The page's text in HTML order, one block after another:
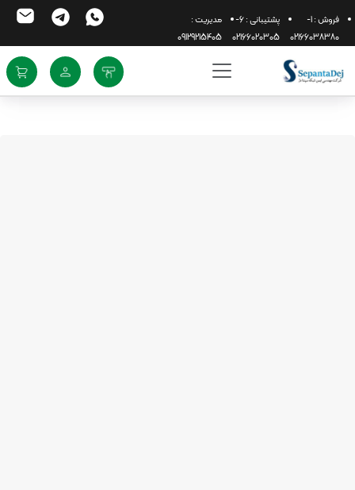
فروش : 1-
02166038380
پشتیبانی : 6-
02166020305
مدیریت :
09129215405